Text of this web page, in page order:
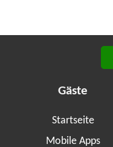
Gäste
Startseite
Mobile Apps